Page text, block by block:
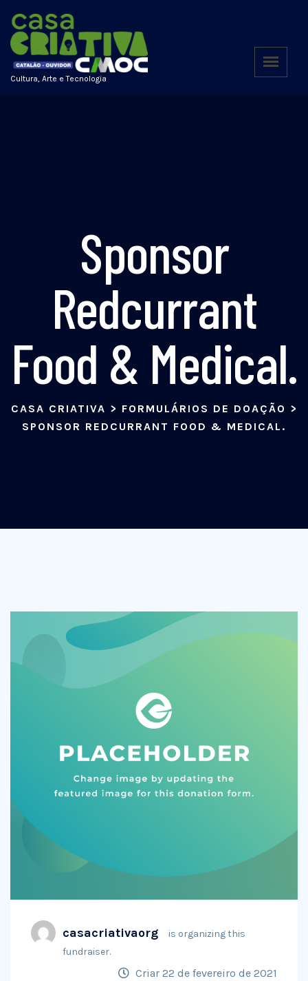
Cultura, Arte e Tecnologia
Sponsor
Redcurrant
Food & Medical.
CASA CRIATIVA > FORMULÁRIOS DE DOAÇÃO >
SPONSOR REDCURRANT FOOD & MEDICAL.
casacriativaorg
is organizing this
fundraiser.
Criar 22 de fevereiro de 2021